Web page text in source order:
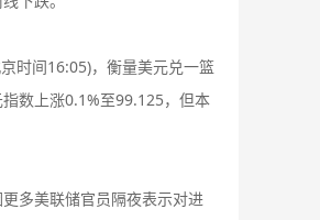
时间16:05)，衡量美元兑一篮
数上涨0.1%至99.125，但本
多美联储官员隔夜表示对进